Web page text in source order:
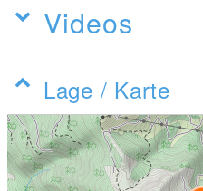
Videos
Lage / Karte